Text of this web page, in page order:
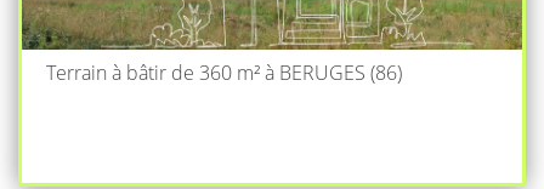
Terrain à bâtir de 360 m² à BERUGES (86)